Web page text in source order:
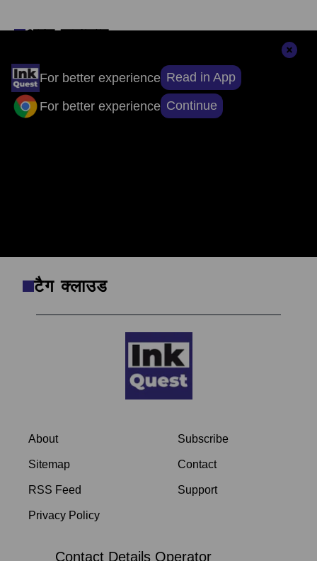
For better experience Read in App
For better experience Continue
अन्य समाचार
संपादकों की पसंद
टैग क्लाउड
About
Sitemap
RSS Feed
Privacy Policy
Subscribe
Contact
Support
Contact Details Operator